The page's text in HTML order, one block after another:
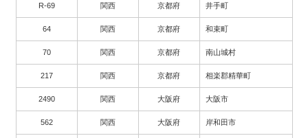
R-69 関西 京都府 井手町
64 関西 京都府 和束町
70 関西 京都府 南山城村
217 関西 京都府 相楽郡精華町
2490 関西 大阪府 大阪市
562 関西 大阪府 岸和田市